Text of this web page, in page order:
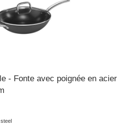
- Fonte avec poignée en acier